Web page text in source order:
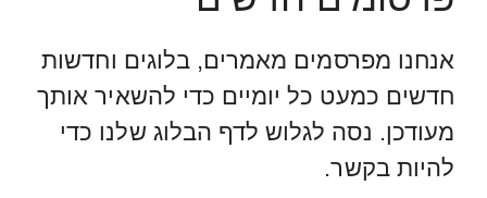
אנחנו מפרסמים מאמרים, בלוגים וחדשות
חדשים כמעט כל יומיים כדי להשאיר אותך
מעודכן. נסה לגלוש לדף הבלוג שלנו כדי
להיות בקשר.